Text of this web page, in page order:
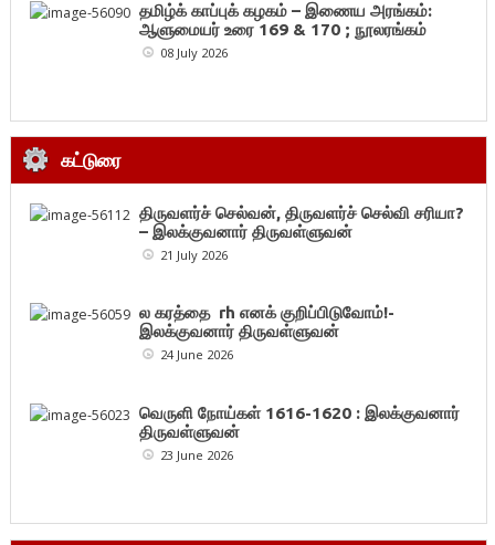
தமிழ்க் காப்புக் கழகம் – இணைய அரங்கம்:
ஆளுமையர் உரை 169 & 170 ; நூலரங்கம்
08 July 2026
கட்டுரை
திருவளர்ச் செல்வன், திருவளர்ச் செல்வி சரியா?
– இலக்குவனார் திருவள்ளுவன்
21 July 2026
ல கரத்தை rh எனக் குறிப்பிடுவோம்!-
இலக்குவனார் திருவள்ளுவன்
24 June 2026
வெருளி நோய்கள் 1616-1620 : இலக்குவனார்
திருவள்ளுவன்
23 June 2026